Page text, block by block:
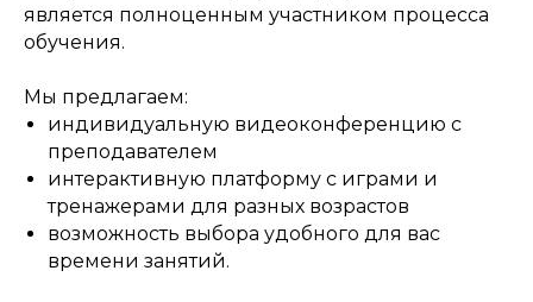
является полноценным участником процесса
обучения.
Мы предлагаем:
индивидуальную видеоконференцию с
преподавателем
интерактивную платформу с играми и
тренажерами для разных возрастов
возможность выбора удобного для вас
времени занятий.